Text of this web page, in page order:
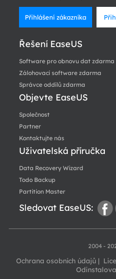
Přihlášení zákazníka
Řešení EaseUS
Software pro obnovu dat zdarma
Zálohovací software zdarma
Správce oddílů zdarma
Objevte EaseUS
Společnost
Partner
Kontaktujte nás
Uživatelská příručka
Data Recovery Wizard
Todo Backup
Partition Master
Sledovat EaseUS:
fac
2004 -
Ochrana osobních údajů |